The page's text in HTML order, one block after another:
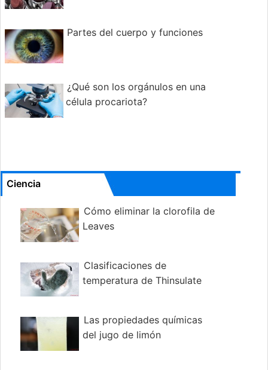
Partes del cuerpo y funciones
¿Qué son los orgánulos en una
célula procariota?
Ciencia
Cómo eliminar la clorofila de
Leaves
Clasificaciones de
temperatura de Thinsulate
Las propiedades químicas
del jugo de limón